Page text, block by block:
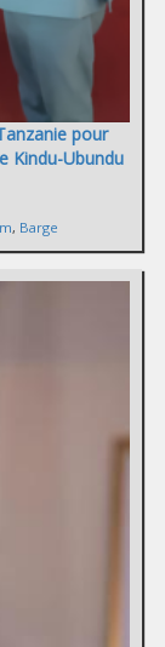
pour
Kindu-Ubundu
, Barge